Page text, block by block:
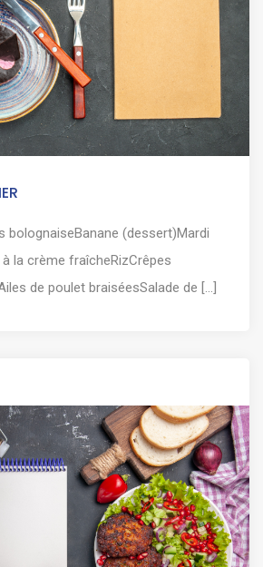
bolognaiseBanane (dessert)Mardi
la crème fraîcheRizCrêpes
de poulet braiséesSalade de [...]